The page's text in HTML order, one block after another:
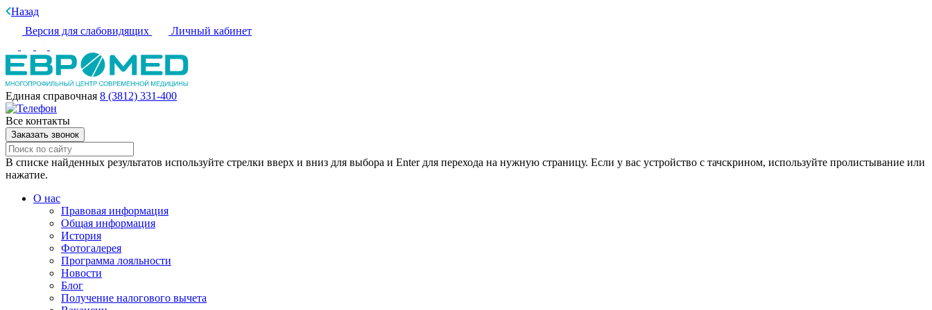
Назад
Версия для слабовидящих
Личный кабинет
Единая справочная 8 (3812) 331-400
Все контакты
Заказать звонок
В списке найденных результатов используйте стрелки вверх и вниз для выбора и Enter для перехода на нужную страницу. Если у вас устройство с тачскрином, используйте пролистывание или
нажатие.
О нас
Правовая информация
Общая информация
История
Фотогалерея
Программа лояльности
Новости
Блог
Получение налогового вычета